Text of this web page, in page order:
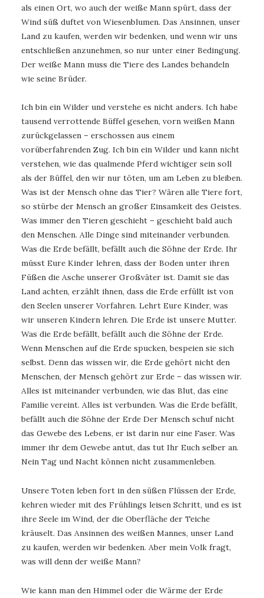
als einen Ort, wo auch der weiße Mann spürt, dass der
Wind süß duftet von Wiesenblumen. Das Ansinnen, unser
Land zu kaufen, werden wir bedenken, und wenn wir uns
entschließen anzunehmen, so nur unter einer Bedingung.
Der weiße Mann muss die Tiere des Landes behandeln
wie seine Brüder.
Ich bin ein Wilder und verstehe es nicht anders. Ich habe
tausend verrottende Büffel gesehen, vorn weißen Mann
zurückgelassen – erschossen aus einem
vorüberfahrenden Zug. Ich bin ein Wilder und kann nicht
verstehen, wie das qualmende Pferd wichtiger sein soll
als der Büffel, den wir nur töten, um am Leben zu bleiben.
Was ist der Mensch ohne das Tier? Wären alle Tiere fort,
so stürbe der Mensch an großer Einsamkeit des Geistes.
Was immer den Tieren geschieht – geschieht bald auch
den Menschen. Alle Dinge sind miteinander verbunden.
Was die Erde befällt, befällt auch die Söhne der Erde. Ihr
müsst Eure Kinder lehren, dass der Boden unter ihren
Füßen die Asche unserer Großväter ist. Damit sie das
Land achten, erzählt ihnen, dass die Erde erfüllt ist von
den Seelen unserer Vorfahren. Lehrt Eure Kinder, was
wir unseren Kindern lehren. Die Erde ist unsere Mutter.
Was die Erde befällt, befällt auch die Söhne der Erde.
Wenn Menschen auf die Erde spucken, bespeien sie sich
selbst. Denn das wissen wir, die Erde gehört nicht den
Menschen, der Mensch gehört zur Erde – das wissen wir.
Alles ist miteinander verbunden, wie das Blut, das eine
Familie vereint. Alles ist verbunden. Was die Erde befällt,
befällt auch die Söhne der Erde Der Mensch schuf nicht
das Gewebe des Lebens, er ist darin nur eine Faser. Was
immer ihr dem Gewebe antut, das tut Ihr Euch selber an.
Nein Tag und Nacht können nicht zusammenleben.
Unsere Toten leben fort in den süßen Flüssen der Erde,
kehren wieder mit des Frühlings leisen Schritt, und es ist
ihre Seele im Wind, der die Oberfläche der Teiche
kräuselt. Das Ansinnen des weißen Mannes, unser Land
zu kaufen, werden wir bedenken. Aber mein Volk fragt,
was will denn der weiße Mann?
Wie kann man den Himmel oder die Wärme der Erde